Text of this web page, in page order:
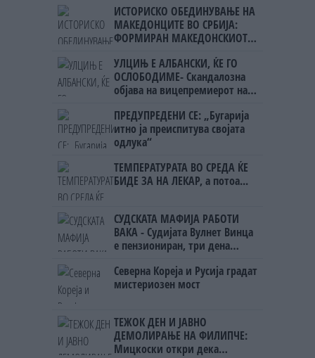
ИСТОРИСКО ОБЕДИНУВАЊЕ НА
МАКЕДОНЦИТЕ ВО СРБИЈА:
ФОРМИРАН МАКЕДОНСКИОТ
УЛЦИЊ Е АЛБАНСКИ, ЌЕ ГО
ОСЛОБОДИМЕ- Скандалозна
објава на вицепремиерот на
ПРЕДУПРЕДЕНИ СЕ: „Бугарија
итно ја преиспитува својата
одлука“
ТЕМПЕРАТУРАТА ВО СРЕДА ЌЕ
БИДЕ ЗА НА ЛЕКАР, а потоа...
СУДСКАТА МАФИЈА РАБОТИ
ВАКА - Судијата Вулнет Винца
е пензиониран, три дена
на бизнисменот Марковски
Северна Кореја и Русија градат
мистериозен мост
ТЕЖОК ДЕН И ЈАВНО
ДЕМОЛИРАЊЕ НА ФИЛИПЧЕ:
Мицкоски откри дека